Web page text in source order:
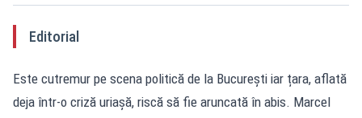
Editorial
Este cutremur pe scena politică de la București iar țara, aflată
deja într-o criză uriașă, riscă să fie aruncată în abis. Marcel